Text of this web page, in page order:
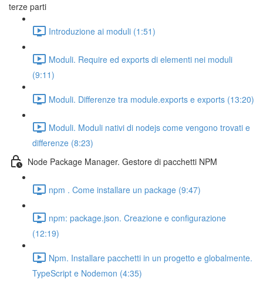
terze parti
Introduzione ai moduli (1:51)
Moduli. Require ed exports di elementi nei moduli
(9:11)
Moduli. Differenze tra module.exports e exports (13:20)
Moduli. Moduli nativi di nodejs come vengono trovati e
differenze (8:23)
Node Package Manager. Gestore di pacchetti NPM
npm . Come installare un package (9:47)
npm: package.json. Creazione e configurazione
(12:19)
Npm. Installare pacchetti in un progetto e globalmente.
TypeScript e Nodemon (4:35)